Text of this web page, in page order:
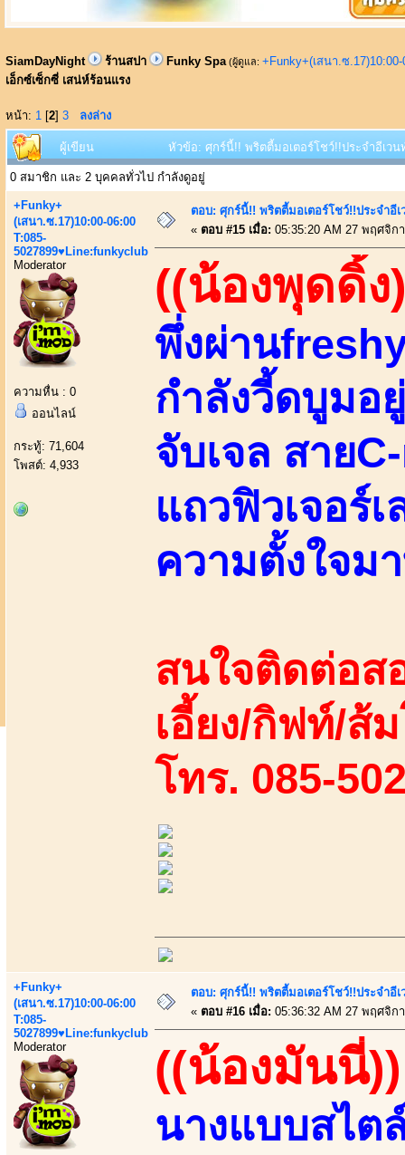
SiamDayNight ร้านสปา Funky Spa (ผู้ดูแล: +Funky+(เสนา.ซ
เอ็กซ์เซ็กซี่ เสน่ห์ร้อนแรง
หน้า: 1 [2] 3 ลงล่าง
ผู้เขียน หัวข้อ: ศุกร์นี้!! พริตตี้มอเตอร์โชว์!!ประจำอีเว
0 สมาชิก และ 2 บุคคลทั่วไป กำลังดูอยู่
+Funky+
(เสนา.ซ.17)10:00-06:00
T:085-
5027899♥Line:funkyclub
Moderator
ความหื่น : 0
ออนไลน์
กระทู้: 71,604
โพสต์: 4,933
ตอบ: ศุกร์นี้!! พริตตี้มอเตอร์โชว์!!ประจำอี
« ตอบ #15 เมื่อ: 05:35:20 AM 27 พฤศจิก
((น้องพุดดิ้ง
พึ่งผ่าน
กำลังวี้ดบูมอ
จับเจล สาย
แถวฟิวเจอร์
ความตั้งใจม
สนใจติดต่อส
เอี้ยง/กิฟท์/ส้
โทร. 085-
+Funky+
(เสนา.ซ.17)10:00-06:00
T:085-
5027899♥Line:funkyclub
Moderator
ตอบ: ศุกร์นี้!! พริตตี้มอเตอร์โชว์!!ประจำอี
« ตอบ #16 เมื่อ: 05:36:32 AM 27 พฤศจิก
((น้องมันนี่))
นางแบบสไต